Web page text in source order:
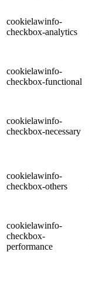
cookielawinfo-
checkbox-analytics
cookielawinfo-
checkbox-functional
cookielawinfo-
checkbox-necessary
cookielawinfo-
checkbox-others
cookielawinfo-
checkbox-
performance